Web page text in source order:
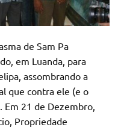
de Sam Pa
em Luanda, para
assombrando a
que contra ele (e o
21 de Dezembro,
Propriedade